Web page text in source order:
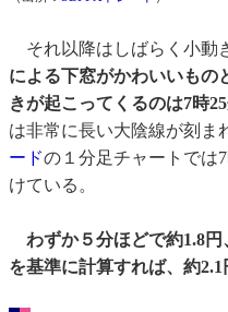
それ以降はしばらく小動
による下窓がかわいいもの
きが起こってくるのは7時
は非常に長い大陰線が刻ま
ードの１分足チャートでは
けている。
わずか５分ほどで約1.8円
を基準に計算すれば、約